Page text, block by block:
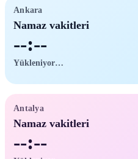
Ankara
Namaz vakitleri
--:--
Yükleniyor…
Antalya
Namaz vakitleri
--:--